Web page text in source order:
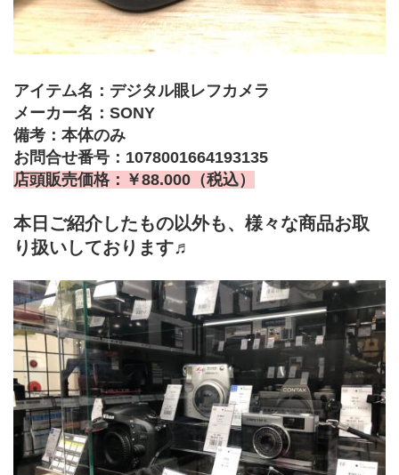
アイテム名：デジタル眼レフカメラ
メーカー名：SONY
備考：本体のみ
お問合せ番号：1078001664193135
店頭販売価格：￥88.000（税込）
本日ご紹介したもの以外も、様々な商品お取
り扱いしております♬